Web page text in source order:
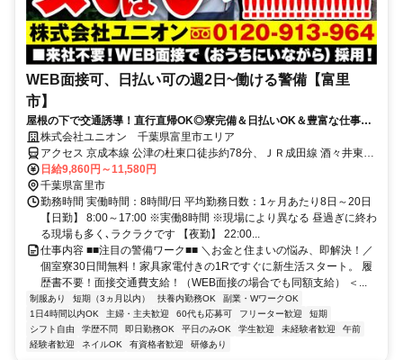
WEB面接可、日払い可の週2日~働ける警備【富里
市】
屋根の下で交通誘導！直行直帰OK◎寮完備＆日払いOK＆豊富な仕事量
★仕事が早く終わった時でも日給保証
株式会社ユニオン 千葉県富里市エリア
アクセス 京成本線 公津の杜東口徒歩約78分、ＪＲ成田線 酒々井東口
徒歩約87分、京成本線 宗吾参道出入口1徒歩約92分 千葉県富里市エ
リア
日給9,860円～11,580円
千葉県富里市
勤務時間 実働時間：8時間/日 平均勤務日数：1ヶ月あたり8日～20日
【日勤】 8:00～17:00 ※実働8時間 ※現場により異なる 昼過ぎに終わ
る現場も多く､ラクラクです 【夜勤】 22:00...
仕事内容 ■■注目の警備ワーク■■ ＼お金と住まいの悩み、即解決！／
個室寮30日間無料！家具家電付きの1Rですぐに新生活スタート。 履
歴書不要！面接交通費支給！（WEB面接の場合でも同額支給） ＜...
制服あり 短期（3ヵ月以内） 扶養内勤務OK
副業・WワークOK
1日4時間以内OK
主婦・主夫歓迎 60代も応募可 フリーター歓迎
短期
シフト自由
学歴不問 即日勤務OK 平日のみOK 学生歓迎 未経験者歓迎
午前
経験者歓迎
ネイルOK 有資格者歓迎 研修あり